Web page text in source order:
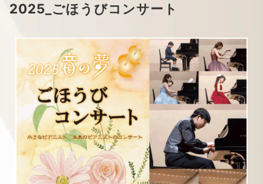
2025_ごほうびコンサート